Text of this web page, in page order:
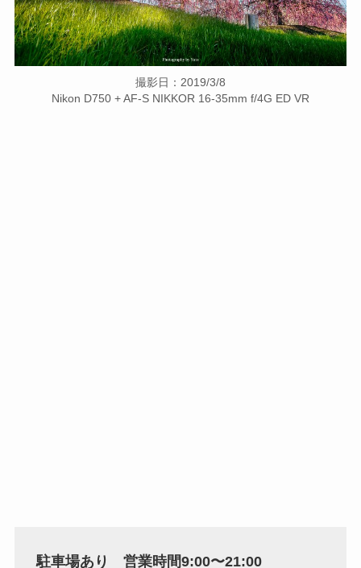
撮影日：2019/3/8
Nikon D750 + AF-S NIKKOR 16-35mm f/4G ED VR
駐車場あり 営業時間9:00〜21:00